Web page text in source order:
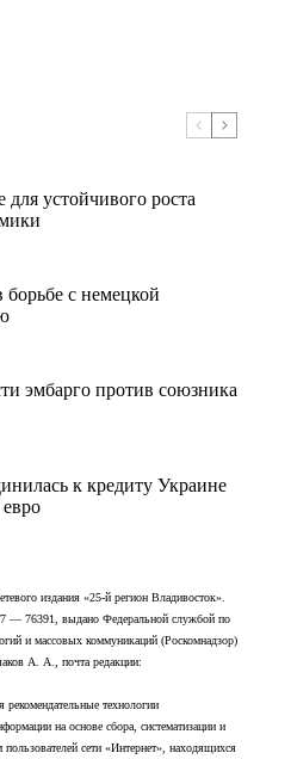
для устойчивого роста
с немецкой
эмбарго против союзника
к кредиту Украине
издания «25-й регион Владивосток».
76391, выдано Федеральной службой по
и массовых коммуникаций (Роскомнадзор)
А. А., почта редакции:
технологии
на основе сбора, систематизации и
сети «Интернет», находящихся